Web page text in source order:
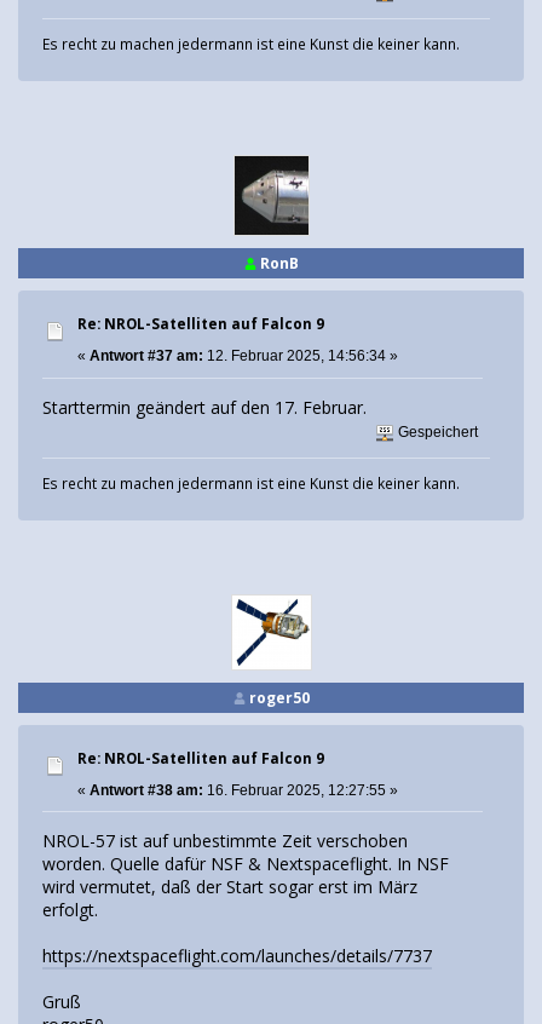
Es recht zu machen jedermann ist eine Kunst die keiner kann.
RonB
Re: NROL-Satelliten auf Falcon 9
« Antwort #37 am: 12. Februar 2025, 14:56:34 »
Starttermin geändert auf den 17. Februar.
Gespeichert
Es recht zu machen jedermann ist eine Kunst die keiner kann.
roger50
Re: NROL-Satelliten auf Falcon 9
« Antwort #38 am: 16. Februar 2025, 12:27:55 »
NROL-57 ist auf unbestimmte Zeit verschoben
worden. Quelle dafür NSF & Nextspaceflight. In NSF
wird vermutet, daß der Start sogar erst im März
erfolgt.
https://nextspaceflight.com/launches/details/7737
Gruß